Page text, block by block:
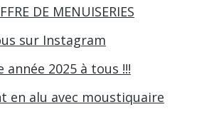
DE MENUISERIES
sur Instagram
année 2025 à tous !!!
en alu avec moustiquaire